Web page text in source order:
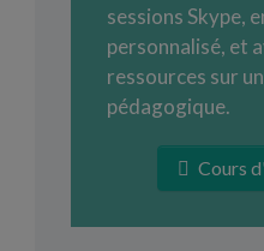
sessions Skype,
personnalisé, et
ressources sur
pédagogique.
Cours